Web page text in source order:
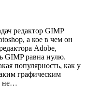
редактор GIMP
а кое в чем он
Adobe,
GIMP равна нулю.
популярность, как у
графическим
не…